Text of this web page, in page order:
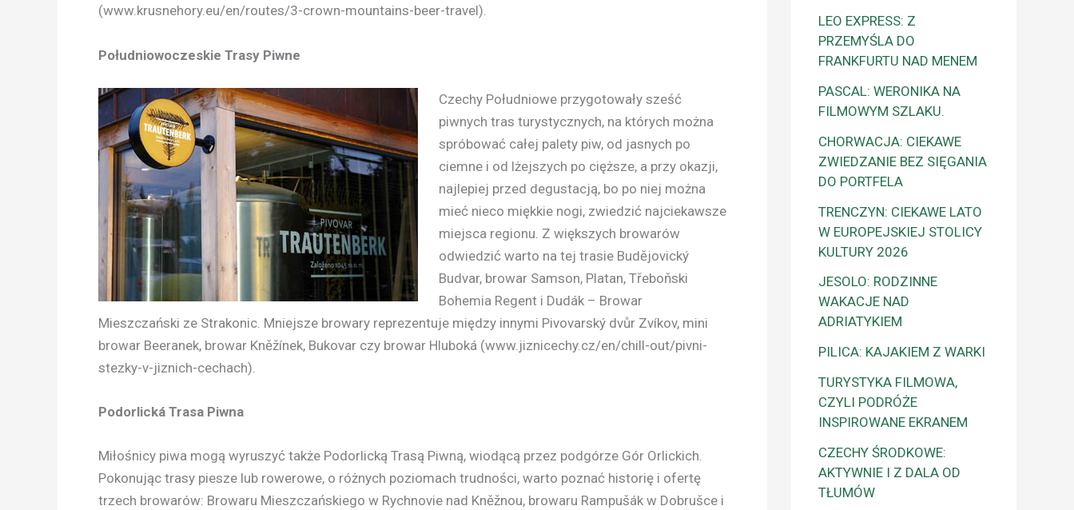
(www.krusnehory.eu/en/routes/3-crown-mountains-beer-travel).
Południowoczeskie Trasy Piwne
Czechy Południowe przygotowały sześć
piwnych tras turystycznych, na których można
spróbować całej palety piw, od jasnych po
ciemne i od lżejszych po cięższe, a przy okazji,
najlepiej przed degustacją, bo po niej można
mieć nieco miękkie nogi, zwiedzić najciekawsze
miejsca regionu. Z większych browarów
odwiedzić warto na tej trasie Budějovický
Budvar, browar Samson, Platan, Třeboňski
Bohemia Regent i Dudák – Browar
Mieszczański ze Strakonic. Mniejsze browary reprezentuje między innymi Pivovarský dvůr Zvíkov, mini
browar Beeranek, browar Kněžínek, Bukovar czy browar Hluboká (www.jiznicechy.cz/en/chill-out/pivni-
stezky-v-jiznich-cechach).
Podorlická Trasa Piwna
Miłośnicy piwa mogą wyruszyć także Podorlicką Trasą Piwną, wiodącą przez podgórze Gór Orlickich.
Pokonując trasy piesze lub rowerowe, o różnych poziomach trudności, warto poznać historię i ofertę
trzech browarów: Browaru Mieszczańskiego w Rychnovie nad Kněžnou, browaru Rampušák w Dobrušce i
LEO EXPRESS: Z
PRZEMYŚLA DO
FRANKFURTU NAD MENEM
PASCAL: WERONIKA NA
FILMOWYM SZLAKU.
CHORWACJA: CIEKAWE
ZWIEDZANIE BEZ SIĘGANIA
DO PORTFELA
TRENCZYN: CIEKAWE LATO
W EUROPEJSKIEJ STOLICY
KULTURY 2026
JESOLO: RODZINNE
WAKACJE NAD
ADRIATYKIEM
PILICA: KAJAKIEM Z WARKI
TURYSTYKA FILMOWA,
CZYLI PODRÓŻE
INSPIROWANE EKRANEM
CZECHY ŚRODKOWE:
AKTYWNIE I Z DALA OD
TŁUMÓW